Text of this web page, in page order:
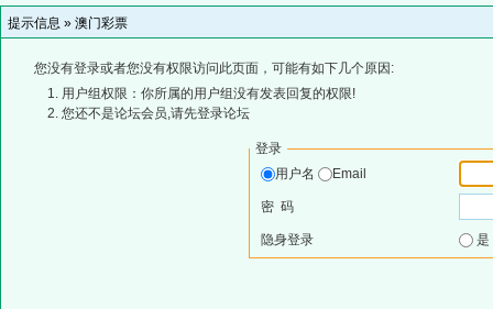
提示信息 » 澳门彩票
您没有登录或者您没有权限访问此页面，可能有如下几个原因:
用户组权限：你所属的用户组没有发表回复的权限!
您还不是论坛会员,请先登录论坛
登录
用户名
Email
密 码
隐身登录